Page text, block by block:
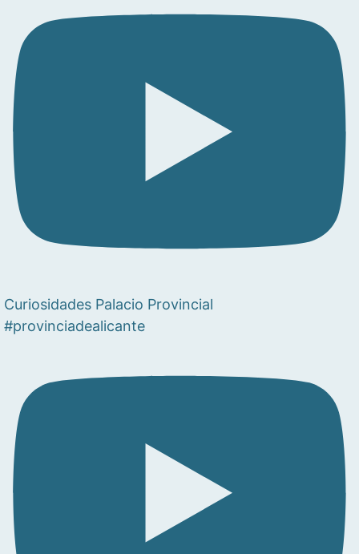
Curiosidades Palacio Provincial
#provinciadealicante